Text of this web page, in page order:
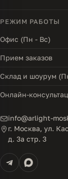
РЕЖИМ РАБОТЫ
Офис (Пн - Вс)
Прием заказов
Склад и шоурум
Онлайн-
info@arlight-
г. Москва, ул.
д. 3а стр. 3